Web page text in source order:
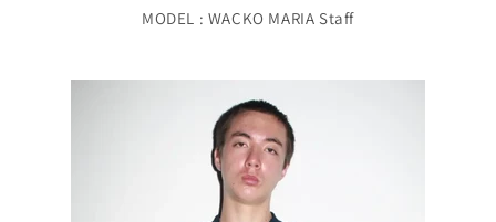
MODEL : WACKO MARIA Staff